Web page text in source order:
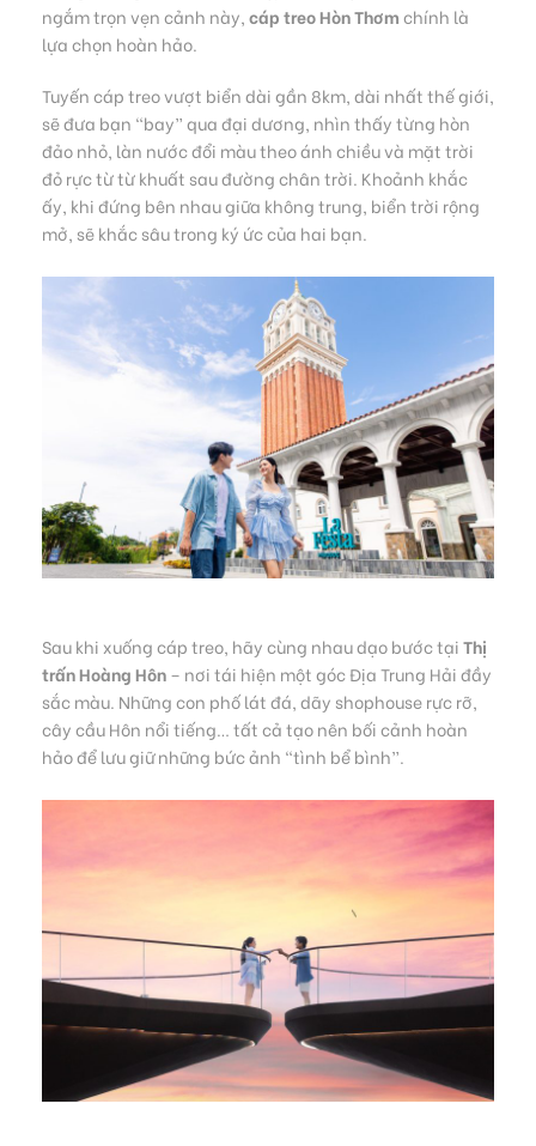
ngắm trọn vẹn cảnh này,cáp treo Hòn Thơmchính là
lựa chọn hoàn hảo.
Tuyến cáp treo vượt biển dài gần 8km, dài nhất thế giới,
sẽ đưa bạn “bay” qua đại dương, nhìn thấy từng hòn
đảo nhỏ, làn nước đổi màu theo ánh chiều và mặt trời
đỏ rực từ từ khuất sau đường chân trời. Khoảnh khắc
ấy, khi đứng bên nhau giữa không trung, biển trời rộng
mở, sẽ khắc sâu trong ký ức của hai bạn.
Sau khi xuống cáp treo, hãy cùng nhau dạo bước tạiThị
trấn Hoàng Hôn– nơi tái hiện một góc Địa Trung Hải đầy
sắc màu. Những con phố lát đá, dãy shophouse rực rỡ,
cây cầu Hôn nổi tiếng… tất cả tạo nên bối cảnh hoàn
hảo để lưu giữ những bức ảnh “tình bể bình”.